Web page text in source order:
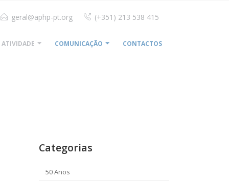
geral@aphp-pt.org (+351) 213 538 415
ATIVIDADE COMUNICAÇÃO CONTACTOS
Categorias
50 Anos